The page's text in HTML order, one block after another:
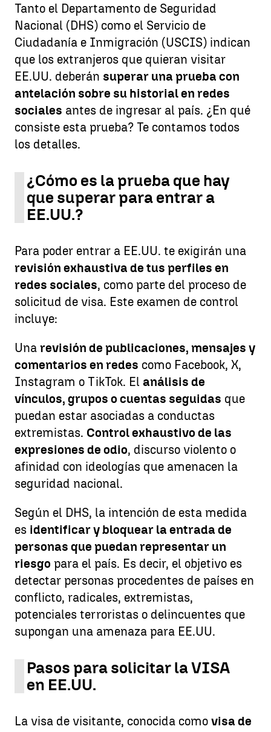
Tanto el Departamento de Seguridad
Nacional (DHS) como el Servicio de
Ciudadanía e Inmigración (USCIS) indican
que los extranjeros que quieran visitar
EE.UU. deberán superar una prueba con
antelación sobre su historial en redes
sociales antes de ingresar al país. ¿En qué
consiste esta prueba? Te contamos todos
los detalles.
¿Cómo es la prueba que hay
que superar para entrar a
EE.UU.?
Para poder entrar a EE.UU. te exigirán una
revisión exhaustiva de tus perfiles en
redes sociales, como parte del proceso de
solicitud de visa. Este examen de control
incluye:
Una revisión de publicaciones, mensajes y
comentarios en redes como Facebook, X,
Instagram o TikTok. El análisis de
vínculos, grupos o cuentas seguidas que
puedan estar asociadas a conductas
extremistas. Control exhaustivo de las
expresiones de odio, discurso violento o
afinidad con ideologías que amenacen la
seguridad nacional.
Según el DHS, la intención de esta medida
es identificar y bloquear la entrada de
personas que puedan representar un
riesgo para el país. Es decir, el objetivo es
detectar personas procedentes de países en
conflicto, radicales, extremistas,
potenciales terroristas o delincuentes que
supongan una amenaza para EE.UU.
Pasos para solicitar la VISA
en EE.UU.
La visa de visitante, conocida como visa de